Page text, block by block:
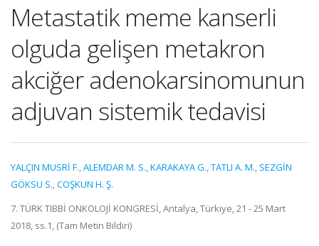
Metastatik meme kanserli
olguda gelişen metakron
akciğer adenokarsinomunun
adjuvan sistemik tedavisi
YALÇIN MUSRİ F.,ALEMDAR M. S.,KARAKAYA G.,TATLI A. M., SEZGİN
GÖKSU S.,COŞKUN H. Ş.
7. TÜRK TIBBİ ONKOLOJİ KONGRESİ, Antalya, Türkiye, 21 - 25 Mart
2018, ss.1, (Tam Metin Bildiri)